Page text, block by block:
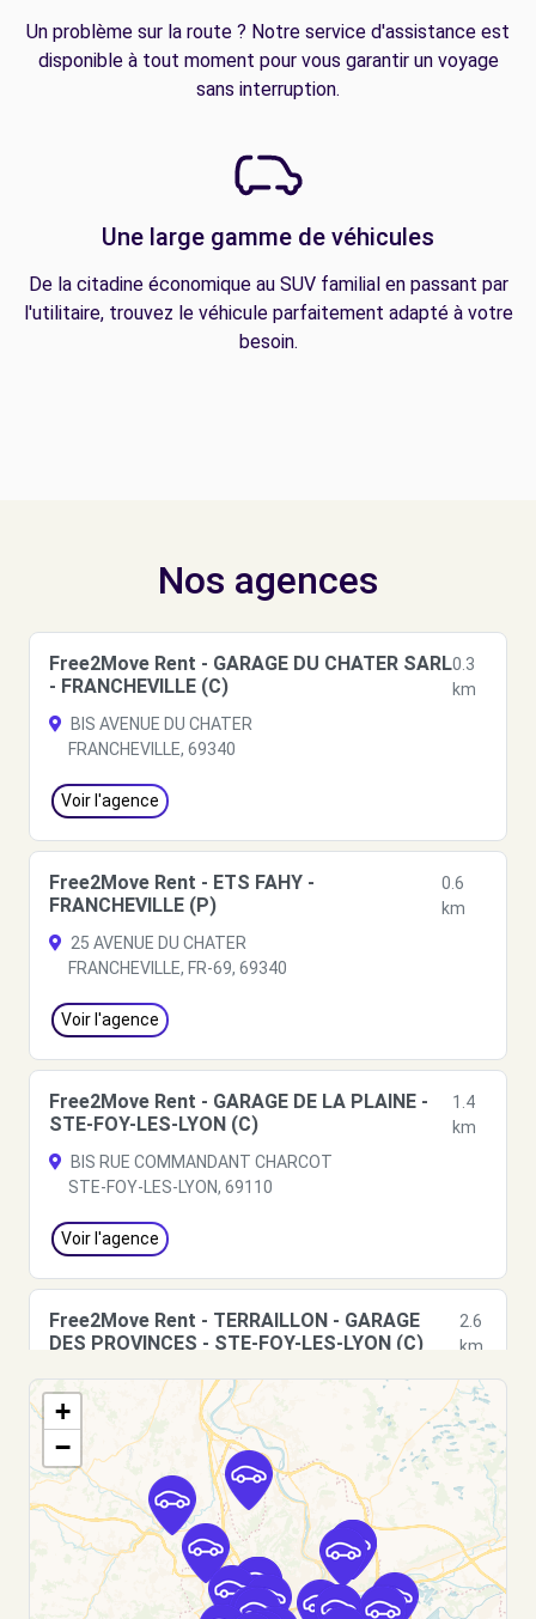
Un problème sur la route ? Notre service d'assistance est
disponible à tout moment pour vous garantir un voyage
sans interruption.
Une large gamme de véhicules
De la citadine économique au SUV familial en passant par
l'utilitaire, trouvez le véhicule parfaitement adapté à votre
besoin.
Nos agences
Free2Move Rent - GARAGE DU CHATER SARL
- FRANCHEVILLE (C)
0.3
km
BIS AVENUE DU CHATER
FRANCHEVILLE, 69340
Voir l'agence
Free2Move Rent - ETS FAHY -
FRANCHEVILLE (P)
0.6
km
25 AVENUE DU CHATER
FRANCHEVILLE, FR-69, 69340
Voir l'agence
Free2Move Rent - GARAGE DE LA PLAINE -
STE-FOY-LES-LYON (C)
1.4
km
BIS RUE COMMANDANT CHARCOT
STE-FOY-LES-LYON, 69110
Voir l'agence
Free2Move Rent - TERRAILLON - GARAGE
DES PROVINCES - STE-FOY-LES-LYON (C)
2.6
km
RUE FRANCHE COMTE
STE-FOY-LES-LYON, 69110
Voir l'agence
Free2Move Rent - GARAGE DU MERIDIEN -
CRAPONNE (C)
2.8
km
VOIE ROMAINE
+
−